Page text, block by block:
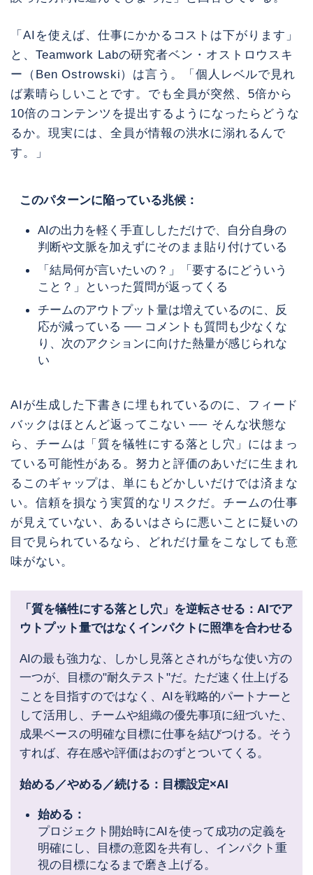
「AIを使えば、仕事にかかるコストは下がります」
と、Teamwork Labの研究者ベン・オストロウスキ
ー（Ben Ostrowski）は言う。「個人レベルで見れ
ば素晴らしいことです。でも全員が突然、5倍から
10倍のコンテンツを提出するようになったらどうな
るか。現実には、全員が情報の洪水に溺れるんで
す。」
このパターンに陥っている兆候：
AIの出力を軽く手直ししただけで、自分自身の
判断や文脈を加えずにそのまま貼り付けている
「結局何が言いたいの？」「要するにどういう
こと？」といった質問が返ってくる
チームのアウトプット量は増えているのに、反
応が減っている ── コメントも質問も少なくな
り、次のアクションに向けた熱量が感じられな
い
AIが生成した下書きに埋もれているのに、フィード
バックはほとんど返ってこない ── そんな状態な
ら、チームは「質を犠牲にする落とし穴」にはまっ
ている可能性がある。努力と評価のあいだに生まれ
るこのギャップは、単にもどかしいだけでは済まな
い。信頼を損なう実質的なリスクだ。チームの仕事
が見えていない、あるいはさらに悪いことに疑いの
目で見られているなら、どれだけ量をこなしても意
味がない。
「質を犠牲にする落とし穴」を逆転させる：AIでア
ウトプット量ではなくインパクトに照準を合わせる
AIの最も強力な、しかし見落とされがちな使い方の
一つが、目標の"耐久テスト"だ。ただ速く仕上げる
ことを目指すのではなく、AIを戦略的パートナーと
して活用し、チームや組織の優先事項に紐づいた、
成果ベースの明確な目標に仕事を結びつける。そう
すれば、存在感や評価はおのずとついてくる。
始める／やめる／続ける：目標設定×AI
始める：
プロジェクト開始時にAIを使って成功の定義を
明確にし、目標の意図を共有し、インパクト重
視の目標になるまで磨き上げる。